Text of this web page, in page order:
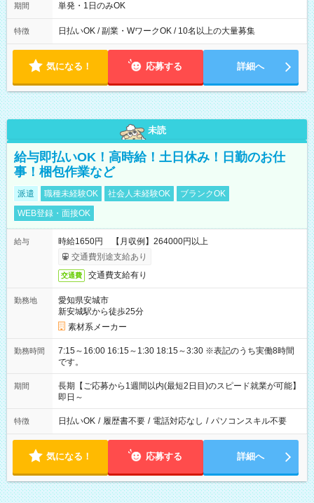
期間 単発・1日のみOK
特徴 日払いOK / 副業・WワークOK / 10名以上の大量募集
気になる！ 応募する 詳細へ
未読
給与即払いOK！高時給！土日休み！日勤のお仕
事！梱包作業など
派遣 職種未経験OK 社会人未経験OK
ブランクOK
WEB登録・面接OK
給与
時給1650円 【月収例】264000円以上
交通費別途支給あり
交通費 交通費支給有り
勤務地
愛知県安城市
新安城駅から徒歩25分
素材系メーカー
勤務時間
7:15～16:00 16:15～1:30 18:15～3:30 ※表記のうち実働8時間
です。
期間
長期【ご応募から1週間以内(最短2日目)のスピード就業が可能】
即日～
特徴 日払いOK / 履歴書不要 / 電話対応なし / パソコンスキル不要
気になる！ 応募する 詳細へ